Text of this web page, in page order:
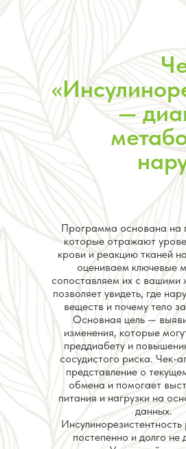
—
Программа основана на
которые отражают
крови и реакцию тканей
оцениваем ключевые
сопоставляем их с
позволяет увидеть, где
веществ и почему тело
Основная цель —
изменения, которые
преддиабету и
сосудистого риска. Чек-
представление о
обмена и помогает
питания и нагрузки на
данных.
Инсулинорезистентность
постепенно и долго не